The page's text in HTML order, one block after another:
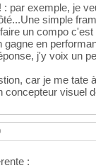
par exemple, je
simple
un compo
gagne en
j'y voix un
car je me tate
concepteur visuel
: